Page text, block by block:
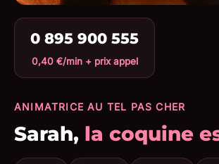
0 895 900 555
0,40 €/min + prix appel
ANIMATRICE AU TEL PAS CHER
Sarah, la coquine